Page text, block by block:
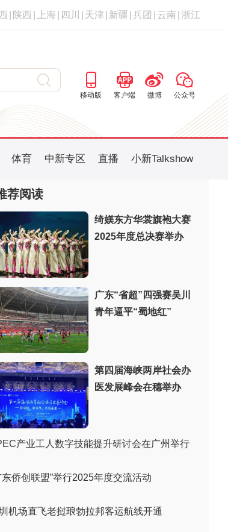
陕西 上海 四川 天津 新疆 兵团 云南 浙江
移动版 客户端 微博 公众号
体育 中新专区 直播 小新Talkshow
荐阅读
绮媄东方华裳旗袍大赛
2025年度总决赛举办
广东“省超”四强赛吴川
青年逼平“蜀地红”
第四届海峡两岸社会办
医发展峰会在穗举办
产业工人数字技能提升研讨会在广州举行
东侨创联盟”举行2025年度交流活动
机场直飞老挝琅勃拉邦客运航线开通